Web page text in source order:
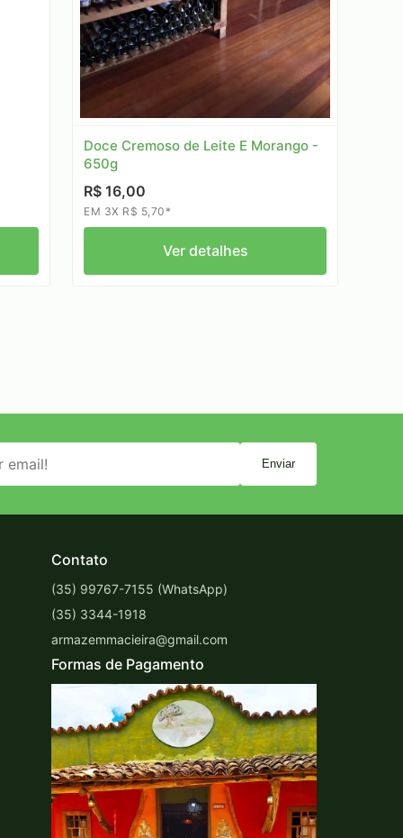
Doce Cremoso de Leite E Morango -
650g
R$ 16,00
EM 3X R$ 5,70*
Ver detalhes
Enviar
Contato
(35) 99767-7155 (WhatsApp)
(35) 3344-1918
armazemmacieira@gmail.com
Formas de Pagamento